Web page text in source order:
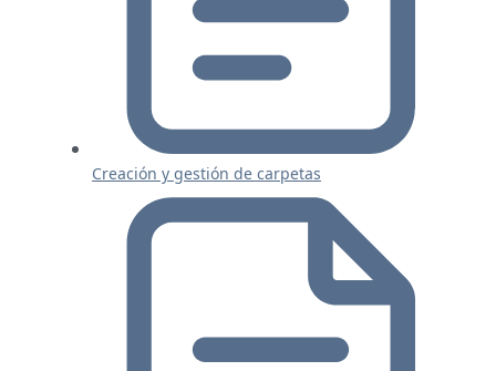
Creación y gestión de carpetas